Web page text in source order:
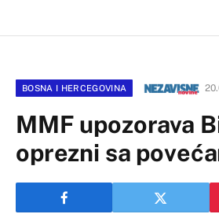
BOSNA I HERCEGOVINA
MMF upozorava
oprezni sa